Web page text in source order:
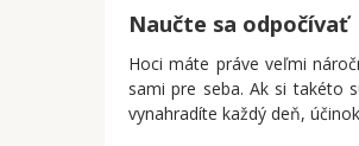
Naučte sa odpočívať
Hoci máte práve veľmi
sami pre seba. Ak si takéto
vynahradíte každý deň,